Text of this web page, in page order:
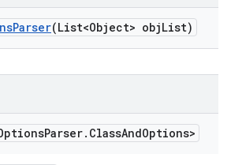
Parser(List<Object> objList)
Parser. ClassAndOptions>